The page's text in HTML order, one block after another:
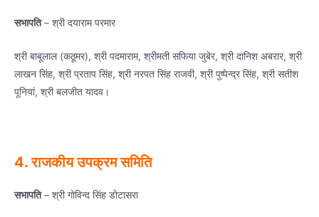
सभापति– श्री दयाराम परमार
श्री बाबूलाल (कठूमर), श्री पदमाराम, श्रीमती सफिया जुबेर, श्री द‍ानिश अबरार, श्री
लाखन सिंह, श्री प्रताप सिंह, श्री नरपत सिंह राजवी, श्री पुष्‍पेन्‍द्र सिंह, श्री सतीश
पूनियां, श्री बलजीत यादव।
4. राजकीय उपक्रम समिति
सभापति– श्री गोविन्‍द सिंह डोटासरा